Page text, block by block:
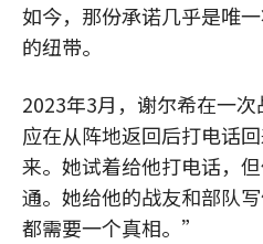
如今，那份承诺几乎是唯
的纽带。
2023年3月，谢尔希在一
应在从阵地返回后打电话
来。她试着给他打电话，
通。她给他的战友和部队
都需要一个真相。”